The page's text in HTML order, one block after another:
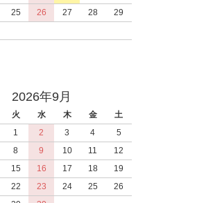
25 26 27 28
29
2026年9月
火 水 木 金
土
1
2 3 4
5
8 9 10 11
12
15 16 17 18
19
22 23 24 25
26